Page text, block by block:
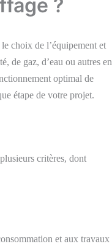
?
choix de l’équipement et
de gaz, d’eau ou autres en
optimal de
étape de votre projet.
critères, dont
et aux travaux